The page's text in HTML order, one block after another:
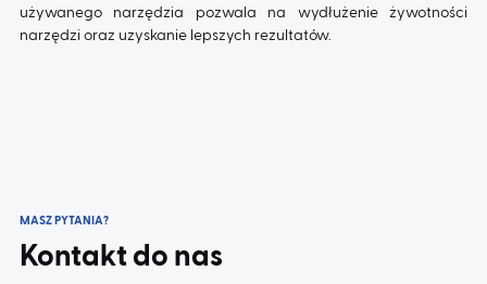
używanego narzędzia pozwala na wydłużenie żywotności
narzędzi oraz uzyskanie lepszych rezultatów.
MASZ PYTANIA?
Kontakt do nas